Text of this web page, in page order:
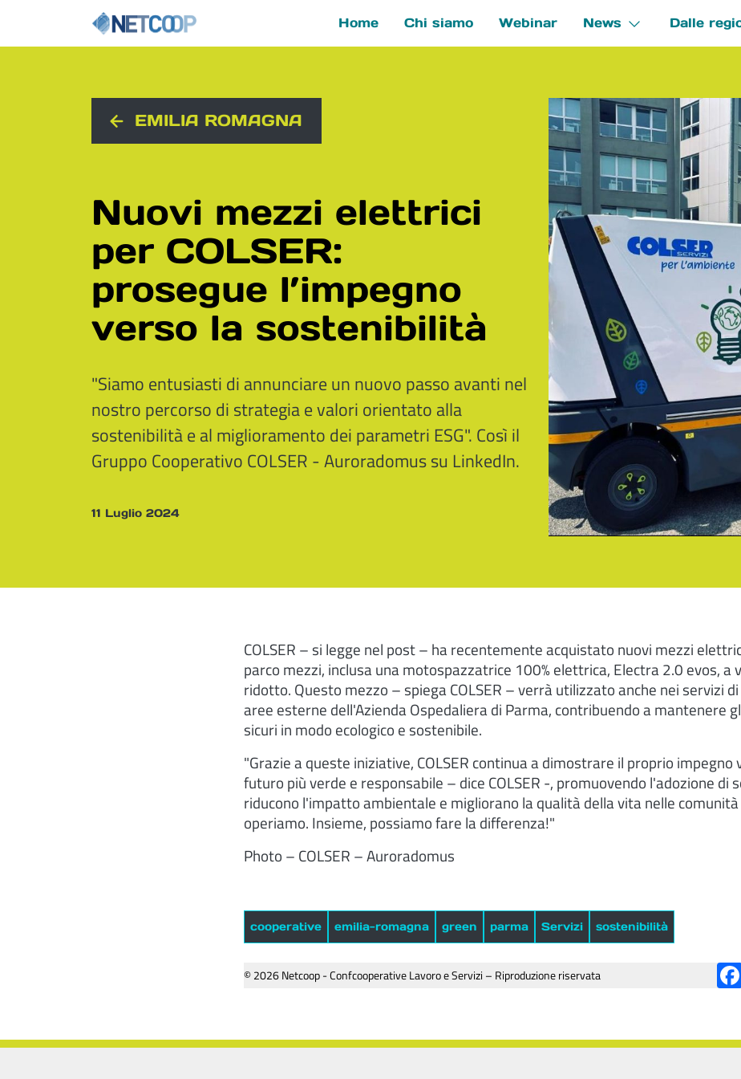
Navigazione principale
Home Chi siamo Webinar News Dalle
EMILIA ROMAGNA
Nuovi mezzi elettrici
per COLSER:
prosegue l’impegno
verso la sostenibilità
"Siamo entusiasti di annunciare un nuovo passo avanti nel
nostro percorso di strategia e valori orientato alla
sostenibilità e al miglioramento dei parametri ESG". Così il
Gruppo Cooperativo COLSER - Auroradomus su LinkedIn.
11 Luglio 2024
COLSER – si legge nel post – ha recentemente acquistato nuovi mezzi
parco mezzi, inclusa una motospazzatrice 100% elettrica, Electra 2.0 evos, a
ridotto. Questo mezzo – spiega COLSER – verrà utilizzato anche nei servizi
aree esterne dell'Azienda Ospedaliera di Parma, contribuendo a mantenere
sicuri in modo ecologico e sostenibile.
"Grazie a queste iniziative, COLSER continua a dimostrare il proprio impegno
futuro più verde e responsabile – dice COLSER -, promuovendo l'adozione di
riducono l'impatto ambientale e migliorano la qualità della vita nelle comunità
operiamo. Insieme, possiamo fare la differenza!"
Photo – COLSER – Auroradomus
cooperative emilia-romagna green parma Servizi sostenibilità
© 2026 Netcoop - Confcooperative Lavoro e Servizi – Riproduzione riservata